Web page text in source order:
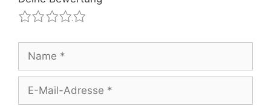
4
3
2
1
Mail-